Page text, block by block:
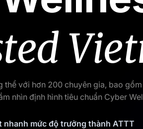
với hơn 200 chuyên gia, bao
nhìn định hình tiêu chuẩn Cyber
nhanh mức độ trưởng thành ATTT